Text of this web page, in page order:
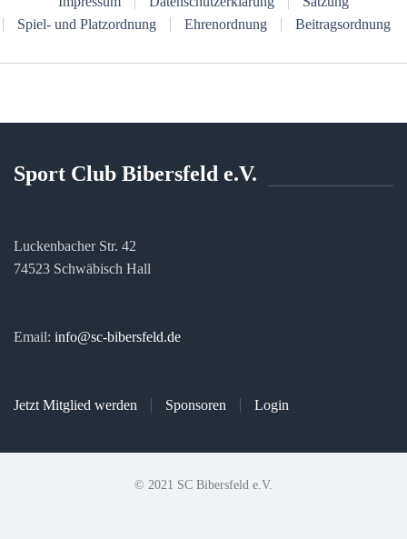
Spiel- und Platzordnung
Ehrenordnung Beitragsordnung
Sport Club Bibersfeld e.V.
Luckenbacher Str. 42
74523 Schwäbisch Hall
Email: info@sc-bibersfeld.de
Jetzt Mitglied werden Sponsoren Login
© 2021 SC Bibersfeld e.V.